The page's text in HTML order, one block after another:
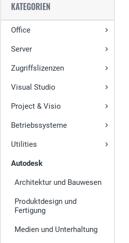
KATEGORIEN
Office
Server
Zugriffslizenzen
Visual Studio
Project & Visio
Betriebssysteme
Utilities
Autodesk
Architektur und Bauwesen
Produktdesign und
Fertigung
Medien und Unterhaltung